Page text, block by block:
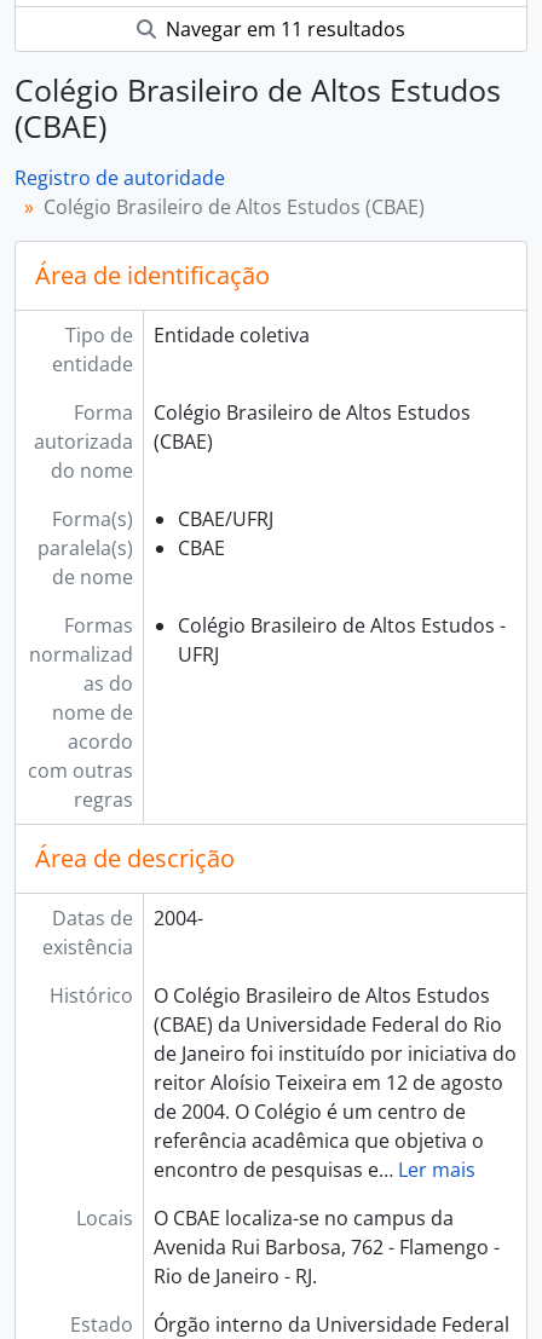
Navegar em 11 resultados
Colégio Brasileiro de Altos Estudos
(CBAE)
Registro de autoridade
Colégio Brasileiro de Altos Estudos (CBAE)
Área de identificação
Tipo de
entidade
Entidade coletiva
Forma
autorizada
do nome
Colégio Brasileiro de Altos Estudos
(CBAE)
Forma(s)
paralela(s)
de nome
CBAE/UFRJ
CBAE
Formas
normalizad
as do
nome de
acordo
com outras
regras
Colégio Brasileiro de Altos Estudos -
UFRJ
Área de descrição
Datas de
existência
2004-
Histórico
O Colégio Brasileiro de Altos Estudos
(CBAE) da Universidade Federal do Rio
de Janeiro foi instituído por iniciativa do
reitor Aloísio Teixeira em 12 de agosto
de 2004. O Colégio é um centro de
referência acadêmica que objetiva o
encontro de pesquisas e… Ler mais
Locais
O CBAE localiza-se no campus da
Avenida Rui Barbosa, 762 - Flamengo -
Rio de Janeiro - RJ.
Estado
Órgão interno da Universidade Federal